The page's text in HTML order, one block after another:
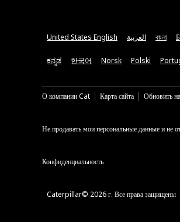
United States English العربية বাংলা
ಕನ್ನಡ 한국어 Norsk Polski
О компании Cat Карта сайта Обновить
Не продавать мои персональные данные и не
Конфиденциальность
Caterpillar© 2026 г. Все права защищены